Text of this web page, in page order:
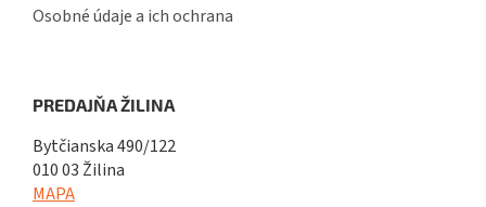
Osobné údaje a ich ochrana
PREDAJŇA ŽILINA
Bytčianska 490/122
010 03 Žilina
MAPA